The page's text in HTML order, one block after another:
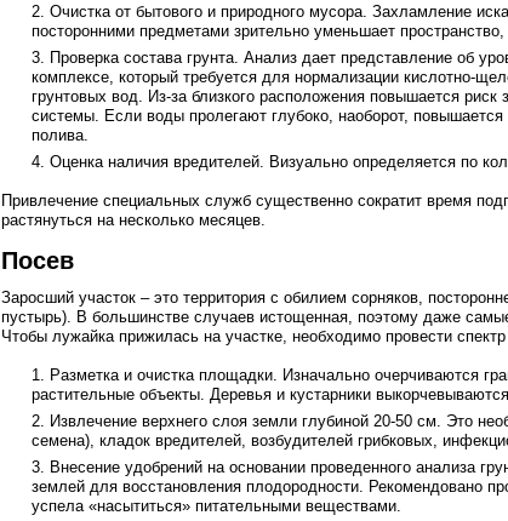
Очистка от бытового и природного мусора. Захламление
посторонними предметами зрительно уменьшает
Проверка состава грунта. Анализ дает представление об
комплексе, который требуется для нормализации кислотно-
грунтовых вод. Из-за близкого расположения повышается
системы. Если воды пролегают глубоко, наоборот,
полива.
Оценка наличия вредителей. Визуально определяется по
Привлечение специальных служб существенно сократит время
растянуться на несколько месяцев.
Посев
Заросший участок – это территория с обилием сорняков,
пустырь). В большинстве случаев истощенная, поэтому даже
Чтобы лужайка прижилась на участке, необходимо провести спектр
Разметка и очистка площадки. Изначально очерчиваются
растительные объекты. Деревья и кустарники
Извлечение верхнего слоя земли глубиной 20-50 см. Это
семена), кладок вредителей, возбудителей грибковых,
Внесение удобрений на основании проведенного анализа
землей для восстановления плодородности. Рекомендовано
успела «насытиться» питательными веществами.